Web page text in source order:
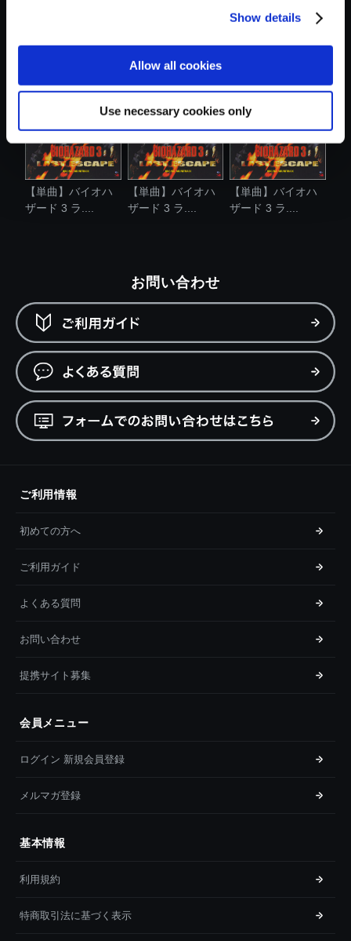
Show details
Allow all cookies
Use necessary cookies only
【単曲】バイオハ
ザード 3 ラ....
【単曲】バイオハ
ザード 3 ラ....
【単曲】バイオハ
ザード 3 ラ....
お問い合わせ
ご利用情報
初めての方へ
ご利用ガイド
よくある質問
お問い合わせ
提携サイト募集
会員メニュー
ログイン 新規会員登録
メルマガ登録
基本情報
利用規約
特商取引法に基づく表示